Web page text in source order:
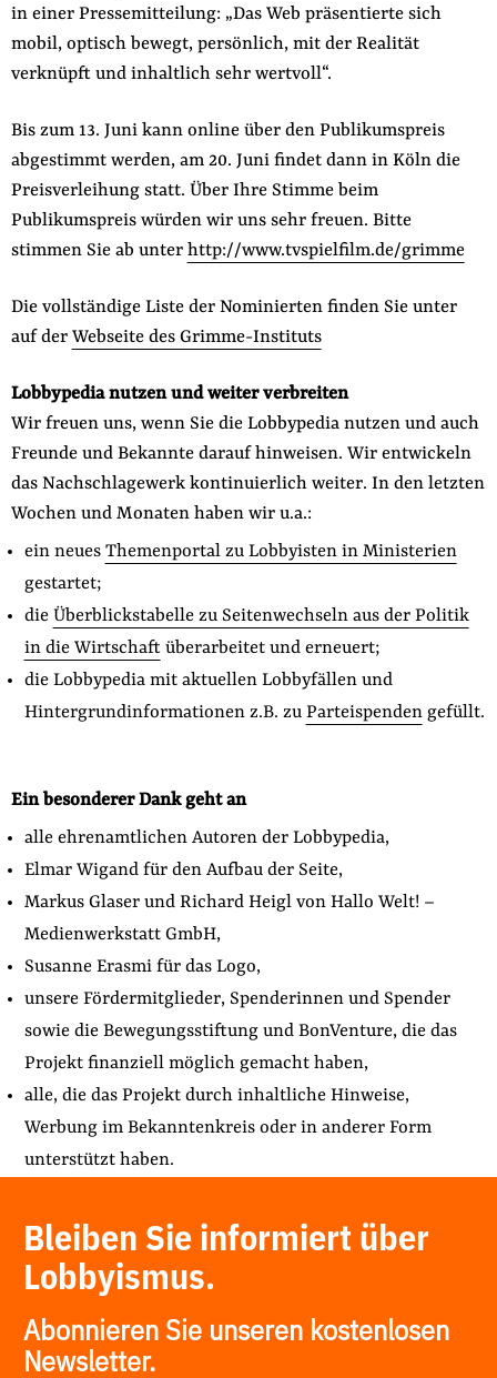
in einer Pressemitteilung: „Das Web präsentierte sich
mobil, optisch bewegt, persönlich, mit der Realität
verknüpft und inhaltlich sehr wertvoll“.
Bis zum 13. Juni kann online über den Publikumspreis
abgestimmt werden, am 20. Juni findet dann in Köln die
Preisverleihung statt. Über Ihre Stimme beim
Publikumspreis würden wir uns sehr freuen. Bitte
stimmen Sie ab unter http://www.tvspielfilm.de/grimme
Die vollständige Liste der Nominierten finden Sie unter
auf der Webseite des Grimme-Instituts
Lobbypedia nutzen und weiter verbreiten
Wir freuen uns, wenn Sie die Lobbypedia nutzen und auch
Freunde und Bekannte darauf hinweisen. Wir entwickeln
das Nachschlagewerk kontinuierlich weiter. In den letzten
Wochen und Monaten haben wir u.a.:
ein neues Themenportal zu Lobbyisten in Ministerien
gestartet;
die Überblickstabelle zu Seitenwechseln aus der Politik
in die Wirtschaftüberarbeitet und erneuert;
die Lobbypedia mit aktuellen Lobbyfällen und
Hintergrundinformationen z.B. zu Parteispendengefüllt.
Ein besonderer Dank geht an
alle ehrenamtlichen Autoren der Lobbypedia,
Elmar Wigand für den Aufbau der Seite,
Markus Glaser und Richard Heigl von Hallo Welt! –
Medienwerkstatt GmbH,
Susanne Erasmi für das Logo,
unsere Fördermitglieder, Spenderinnen und Spender
sowie die Bewegungsstiftung und BonVenture, die das
Projekt finanziell möglich gemacht haben,
alle, die das Projekt durch inhaltliche Hinweise,
Werbung im Bekanntenkreis oder in anderer Form
unterstützt haben.
Bleiben Sie informiert über
Lobbyismus.
Abonnieren Sie unseren kostenlosen
Newsletter.